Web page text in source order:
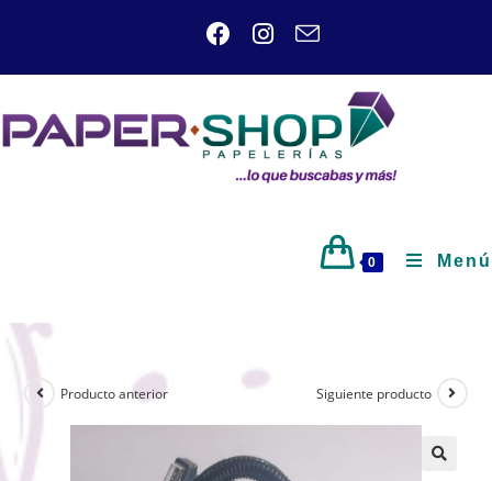
0 Menú
Producto anterior Siguiente producto